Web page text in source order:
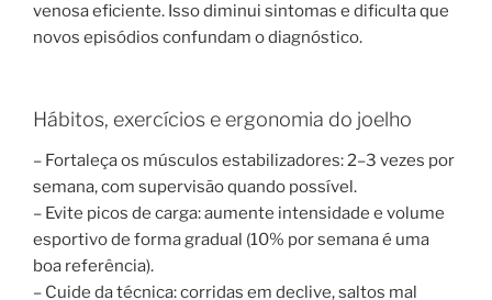
venosa eficiente. Isso diminui sintomas e dificulta que
novos episódios confundam o diagnóstico.
Hábitos, exercícios e ergonomia do joelho
– Fortaleça os músculos estabilizadores: 2–3 vezes por
semana, com supervisão quando possível.
– Evite picos de carga: aumente intensidade e volume
esportivo de forma gradual (10% por semana é uma
boa referência).
– Cuide da técnica: corridas em declive, saltos mal